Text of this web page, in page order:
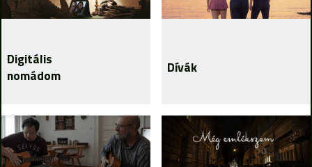
Digitális
nomádom
Dívák